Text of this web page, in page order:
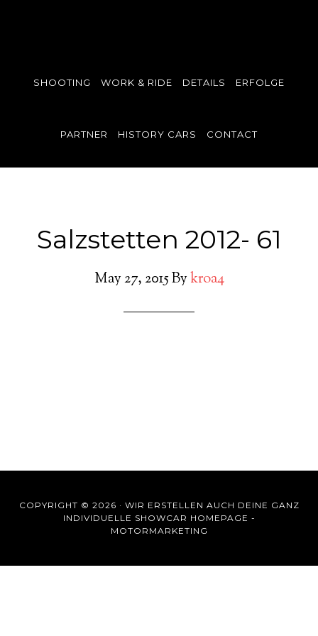
SHOOTING WORK & RIDE DETAILS ERFOLGE
PARTNER HISTORY CARS CONTACT
Salzstetten 2012- 61
May 27, 2015Bykroa4
COPYRIGHT © 2026 · WIR ERSTELLEN AUCH DEINE GANZ
INDIVIDUELLE SHOWCAR HOMEPAGE -
MOTORMARKETING